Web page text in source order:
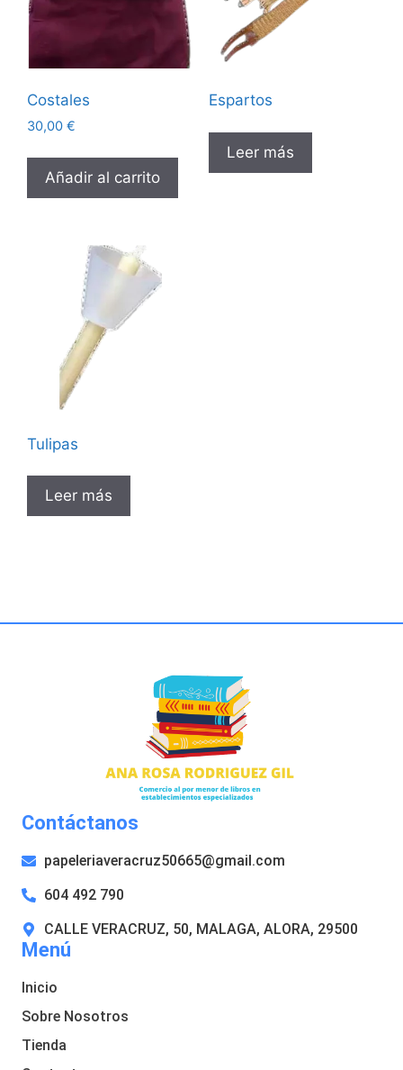
Costales
30,00 €
Añadir al carrito
Espartos
Leer más
Tulipas
Leer más
Menú
Inicio
Sobre Nosotros
Tienda
Contáctanos
papeleriaveracruz50665@gmail.com
604 492 790
CALLE VERACRUZ, 50, MALAGA, ALORA, 29500